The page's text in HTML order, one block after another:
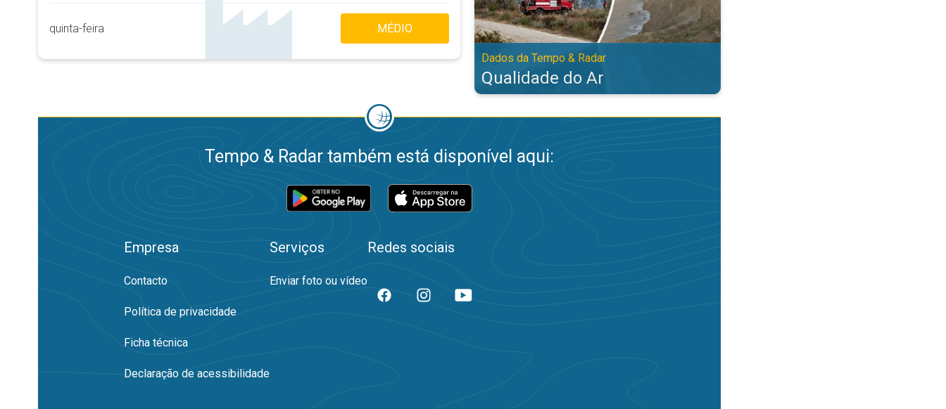
quinta-feira MÉDIO
Dados da Tempo & Radar
Qualidade do Ar
Tempo & Radar também está disponível aqui:
Empresa
Contacto
Política de privacidade
Ficha técnica
Declaração de acessibilidade
Serviços
Enviar foto ou vídeo
Redes sociais